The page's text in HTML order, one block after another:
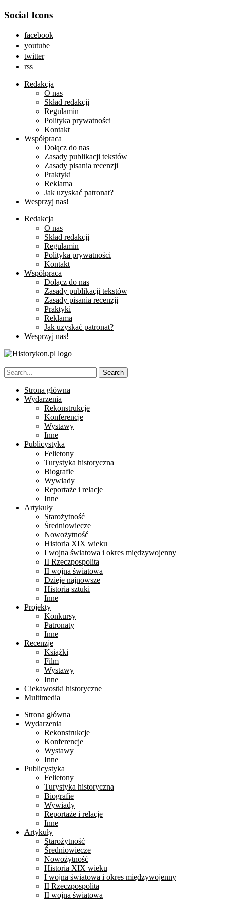
Social Icons
facebook
youtube
twitter
rss
Redakcja
O nas
Skład redakcji
Regulamin
Polityka prywatności
Kontakt
Współpraca
Dołącz do nas
Zasady publikacji tekstów
Zasady pisania recenzji
Praktyki
Reklama
Jak uzyskać patronat?
Wesprzyj nas!
Redakcja
O nas
Skład redakcji
Regulamin
Polityka prywatności
Kontakt
Współpraca
Dołącz do nas
Zasady publikacji tekstów
Zasady pisania recenzji
Praktyki
Reklama
Jak uzyskać patronat?
Wesprzyj nas!
Strona główna
Wydarzenia
Rekonstrukcje
Konferencje
Wystawy
Inne
Publicystyka
Felietony
Turystyka historyczna
Biografie
Wywiady
Reportaże i relacje
Inne
Artykuły
Starożytność
Średniowiecze
Nowożytność
Historia XIX wieku
I wojna światowa i okres międzywojenny
II Rzeczpospolita
II wojna światowa
Dzieje najnowsze
Historia sztuki
Inne
Projekty
Konkursy
Patronaty
Inne
Recenzje
Książki
Film
Wystawy
Inne
Ciekawostki historyczne
Multimedia
Strona główna
Wydarzenia
Rekonstrukcje
Konferencje
Wystawy
Inne
Publicystyka
Felietony
Turystyka historyczna
Biografie
Wywiady
Reportaże i relacje
Inne
Artykuły
Starożytność
Średniowiecze
Nowożytność
Historia XIX wieku
I wojna światowa i okres międzywojenny
II Rzeczpospolita
II wojna światowa